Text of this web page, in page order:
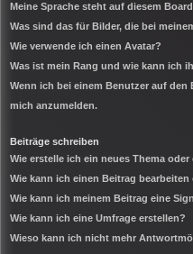
Meine Sprache steht auf diesem
Was sind das für Bilder, die bei
Wie verwende ich einen Avatar?
Was ist mein Rang und wie kann ich
Wenn ich bei einem Benutzer auf
mich anzumelden.
Beiträge schreiben
Wie erstelle ich ein neues Thema
Wie kann ich einen Beitrag bearbeiten
Wie kann ich meinem Beitrag eine
Wie kann ich eine Umfrage erstellen?
Wieso kann ich nicht mehr